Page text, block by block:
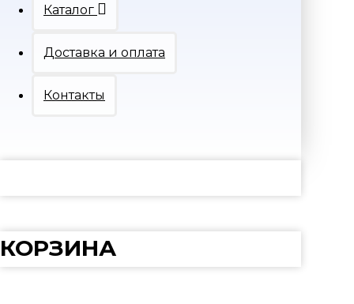
Каталог
Доставка и оплата
Контакты
КОРЗИНА